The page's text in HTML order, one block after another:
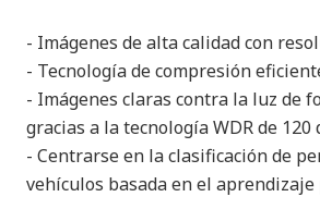
- Imágenes de alta calidad con
- Tecnología de compresión
- Imágenes claras contra la luz de
gracias a la tecnología WDR de 120
- Centrarse en la clasificación de
vehículos basada en el